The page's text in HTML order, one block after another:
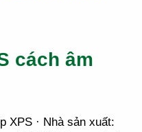
cách âm
XPS · Nhà sản xuất: